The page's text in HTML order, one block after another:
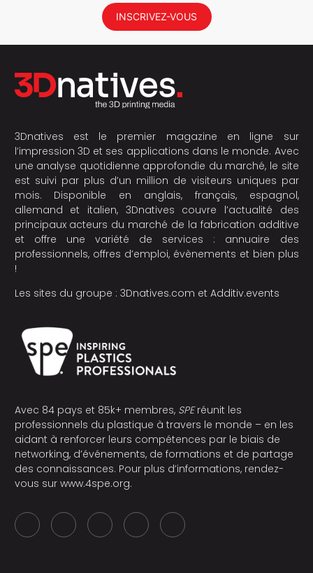
INSCRIVEZ-VOUS
3Dnatives est le premier magazine en ligne sur
l’impression 3D et ses applications dans le monde. Avec
une analyse quotidienne approfondie du marché, le site
est suivi par plus d’un million de visiteurs uniques par
mois. Disponible en anglais, français, espagnol,
allemand et italien, 3Dnatives couvre l’actualité des
principaux acteurs du marché de la fabrication additive
et offre une variété de services : annuaire des
professionnels, offres d’emploi, évènements et bien plus
!
Les sites du groupe : 3Dnatives.com et Additiv.events
Avec 84 pays et 85k+ membres, SPEréunit les
professionnels du plastique à travers le monde – en les
aidant à renforcer leurs compétences par le biais de
networking, d’événements, de formations et de partage
des connaissances. Pour plus d’informations, rendez-
vous sur www.4spe.org.